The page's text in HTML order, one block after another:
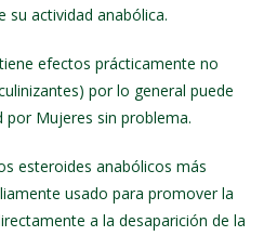
su actividad anabólica.
efectos prácticamente no
por lo general puede
por Mujeres sin problema.
esteroides anabólicos más
usado para promover la
a la desaparición de la